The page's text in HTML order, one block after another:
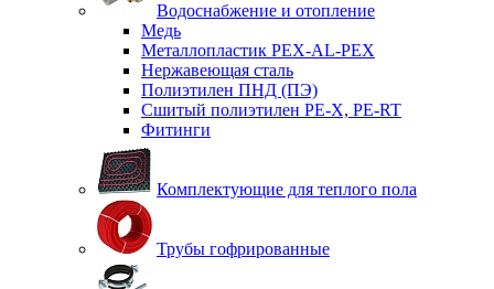
Водоснабжение и отопление
Медь
Металлопластик PEX-AL-PEX
Нержавеющая сталь
Полиэтилен ПНД (ПЭ)
Сшитый полиэтилен PE-X, PE-RT
Фитинги
Комплектующие для теплого пола
Трубы гофрированные